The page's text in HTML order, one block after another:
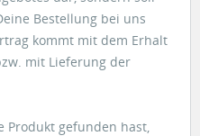
Bestellung bei uns
kommt mit dem Erhalt
mit Lieferung der
Produkt gefunden hast,